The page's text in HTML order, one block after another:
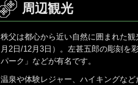
周辺観光
秩父は都心から近い自然に囲まれた
月2日/12月3日）。左甚五郎の彫刻を
パーク」などが有名です。
温泉や体験レジャー、ハイキングな